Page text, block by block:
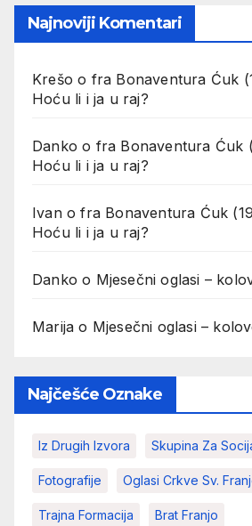
Najnoviji Komentari
Krešo o fra Bonaventura Ćuk
Hoću li i ja u raj?
Danko o fra Bonaventura Ćuk
Hoću li i ja u raj?
Ivanofra Bonaventura Ćuk
Hoću li i ja u raj?
Danko o Mjesečni oglasi –
Marija o Mjesečni oglasi –
Najčešće Oznake
Iz Drugih Izvora Skupina Za
Fotografije Oglasi Crkve Sv.
Trajna Formacija Brat Franjo